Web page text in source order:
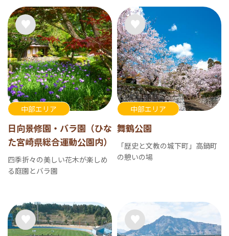
中部エリア
日向景修園・バラ園（ひな
た宮崎県総合運動公園内）
四季折々の美しい花木が楽しめ
る庭園とバラ園
中部エリア
舞鶴公園
「歴史と文教の城下町」高鍋町
の憩いの場